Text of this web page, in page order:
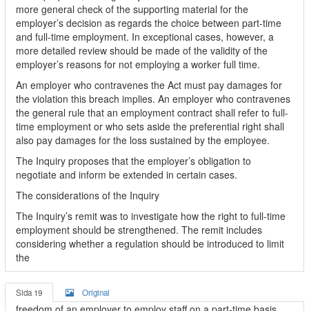
more general check of the supporting material for the
employer’s decision as regards the choice between part-time
and full-time employment. In exceptional cases, however, a
more detailed review should be made of the validity of the
employer’s reasons for not employing a worker full time.
An employer who contravenes the Act must pay damages for
the violation this breach implies. An employer who contravenes
the general rule that an employment contract shall refer to full-
time employment or who sets aside the preferential right shall
also pay damages for the loss sustained by the employee.
The Inquiry proposes that the employer’s obligation to
negotiate and inform be extended in certain cases.
The considerations of the Inquiry
The Inquiry’s remit was to investigate how the right to full-time
employment should be strengthened. The remit includes
considering whether a regulation should be introduced to limit
the
Sida 19 Original